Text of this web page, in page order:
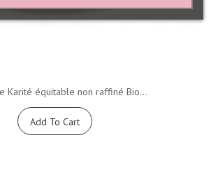
Karité équitable non raffiné Bio...
Add To Cart